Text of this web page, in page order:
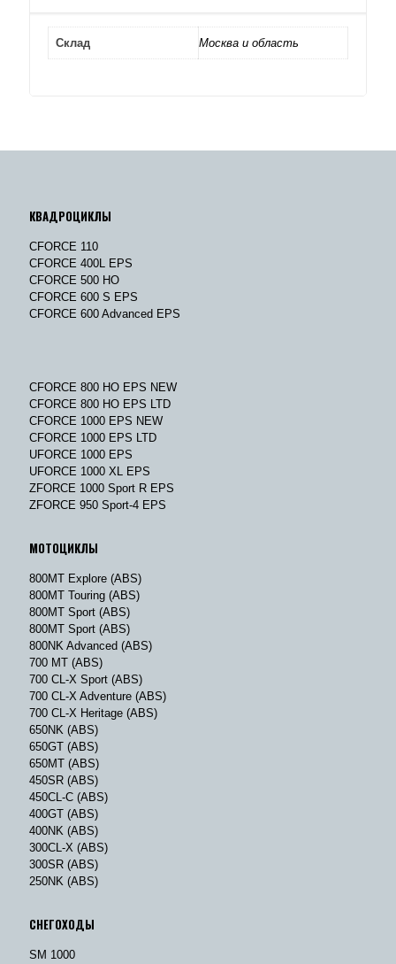
Склад Москва и область
КВАДРОЦИКЛЫ
CFORCE 110
CFORCE 400L EPS
CFORCE 500 HO
CFORCE 600 S EPS
CFORCE 600 Advanced EPS
CFORCE 800 HO EPS NEW
CFORCE 800 HO EPS LTD
CFORCE 1000 EPS NEW
CFORCE 1000 EPS LTD
UFORCE 1000 EPS
UFORCE 1000 XL EPS
ZFORCE 1000 Sport R EPS
ZFORCE 950 Sport-4 EPS
МОТОЦИКЛЫ
800MT Explore (ABS)
800MT Touring (ABS)
800MT Sport (ABS)
800MT Sport (ABS)
800NK Advanced (ABS)
700 MT (ABS)
700 CL-X Sport (ABS)
700 CL-X Adventure (ABS)
700 CL-X Heritage (ABS)
650NK (ABS)
650GT (ABS)
650MT (ABS)
450SR (ABS)
450CL-C (ABS)
400GT (ABS)
400NK (ABS)
300CL-X (ABS)
300SR (ABS)
250NK (ABS)
СНЕГОХОДЫ
SM 1000